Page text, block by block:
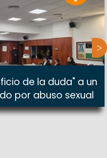
de la duda" a un
por abuso sexual